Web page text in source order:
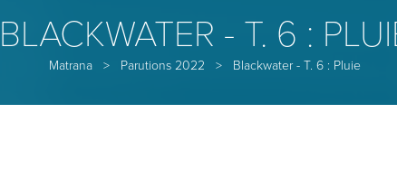
BLACKWATER - T. 6 :
Matrana > Parutions 2022 > Blackwater - T. 6 : Pluie